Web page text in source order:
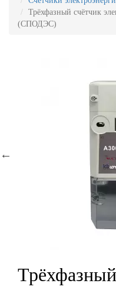
Трёхфазный счётчик
(СПОДЭС)